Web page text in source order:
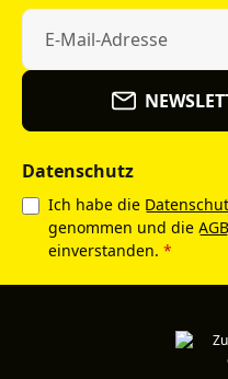
Datenschutz
Ich habe die
genommen und die AGB
einverstanden. *